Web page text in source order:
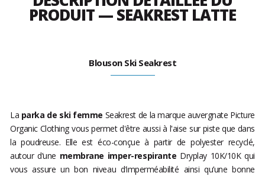
PRODUIT — SEAKREST LATTE
Blouson Ski Seakrest
La parka de ski femme Seakrest de la marque auvergnate Picture
Organic Clothing vous permet d'être aussi à l'aise sur piste que dans
la poudreuse. Elle est éco-conçue à partir de polyester recyclé,
autour d’une membrane imper-respirante Dryplay 10K/10K qui
vous assure un bon niveau d’imperméabilité ainsi qu’une bonne